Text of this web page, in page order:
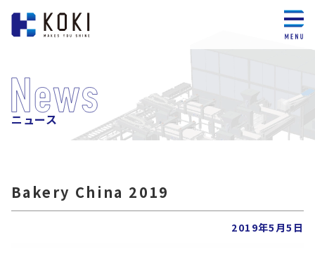
ニュース
Bakery China 2019
2019年5月5日